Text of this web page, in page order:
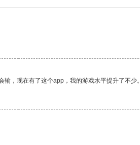
，现在有了这个app，我的游戏水平提升了不少。